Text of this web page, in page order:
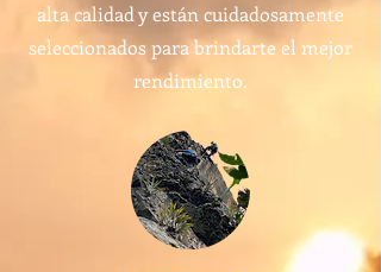
alta calidad y están cuidadosamente
seleccionados para brindarte el mejor
rendimiento.